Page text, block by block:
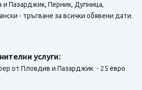
Пазарджик, Перник, Дупница,
- тръгване за всички обявени дати.
услуги:
от Пловдив и Пазарджик - 25 евро